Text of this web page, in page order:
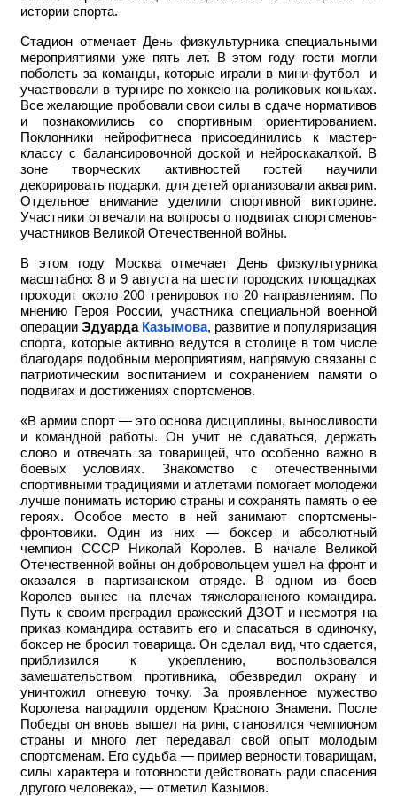
истории спорта.
Стадион отмечает День физкультурника специальными
мероприятиями уже пять лет. В этом году гости могли
поболеть за команды, которые играли в мини-футбол и
участвовали в турнире по хоккею на роликовых коньках.
Все желающие пробовали свои силы в сдаче нормативов
и познакомились со спортивным ориентированием.
Поклонники нейрофитнеса присоединились к мастер-
классу с балансировочной доской и нейроскакалкой. В
зоне творческих активностей гостей научили
декорировать подарки, для детей организовали аквагрим.
Отдельное внимание уделили спортивной викторине.
Участники отвечали на вопросы о подвигах спортсменов-
участников Великой Отечественной войны.
В этом году Москва отмечает День физкультурника
масштабно: 8 и 9 августа на шести городских площадках
проходит около 200 тренировок по 20 направлениям. По
мнению Героя России, участника специальной военной
операции Эдуарда Казымова, развитие и популяризация
спорта, которые активно ведутся в столице в том числе
благодаря подобным мероприятиям, напрямую связаны с
патриотическим воспитанием и сохранением памяти о
подвигах и достижениях спортсменов.
«В армии спорт — это основа дисциплины, выносливости
и командной работы. Он учит не сдаваться, держать
слово и отвечать за товарищей, что особенно важно в
боевых условиях. Знакомство с отечественными
спортивными традициями и атлетами помогает молодежи
лучше понимать историю страны и сохранять память о ее
героях. Особое место в ней занимают спортсмены-
фронтовики. Один из них — боксер и абсолютный
чемпион СССР Николай Королев. В начале Великой
Отечественной войны он добровольцем ушел на фронт и
оказался в партизанском отряде. В одном из боев
Королев вынес на плечах тяжелораненого командира.
Путь к своим преградил вражеский ДЗОТ и несмотря на
приказ командира оставить его и спасаться в одиночку,
боксер не бросил товарища. Он сделал вид, что сдается,
приблизился к укреплению, воспользовался
замешательством противника, обезвредил охрану и
уничтожил огневую точку. За проявленное мужество
Королева наградили орденом Красного Знамени. После
Победы он вновь вышел на ринг, становился чемпионом
страны и много лет передавал свой опыт молодым
спортсменам. Его судьба — пример верности товарищам,
силы характера и готовности действовать ради спасения
другого человека», — отметил Казымов.